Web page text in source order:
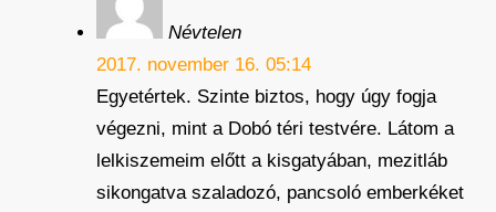
Névtelen
2017. november 16. 05:14
Egyetértek. Szinte biztos, hogy úgy fogja
végezni, mint a Dobó téri testvére. Látom a
lelkiszemeim előtt a kisgatyában, mezitláb
sikongatva szaladozó, pancsoló emberkéket